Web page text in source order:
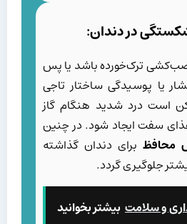
ترک‌خورده باشد یا پس
یا پوسیدگی ساختار تاجی
است درد شدید هنگام گاز
سفت ایجاد شود. در چنین
محافظ برای دندان گذاشته
جلوگیری گردد.
بیشتر بخوانید و سلامت